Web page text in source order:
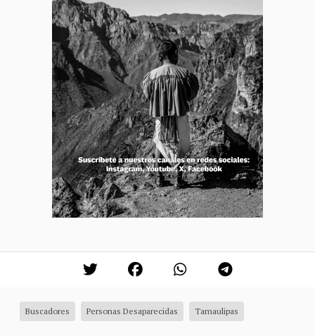
Buscadores Personas Desaparecidas Tamaulipas